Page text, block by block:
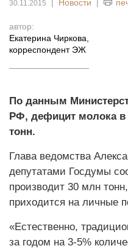
30.11.2015 | Новости |
автор:
Екатерина Чиркова
корреспондент ЭЖ
По данным
РФ, дефицит молока в
тонн.
Глава ведомства
депутатами Госдумы
производит 30 млн
приходится на личные
«Естественно,
за годом на 3-5%